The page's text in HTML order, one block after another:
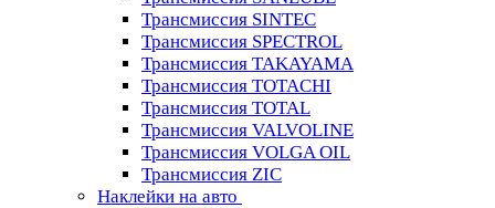
Трансмиссия SINTEC
Трансмиссия SPECTROL
Трансмиссия TAKAYAMA
Трансмиссия TOTACHI
Трансмиссия TOTAL
Трансмиссия VALVOLINE
Трансмиссия VOLGA OIL
Трансмиссия ZIC
Наклейки на авто